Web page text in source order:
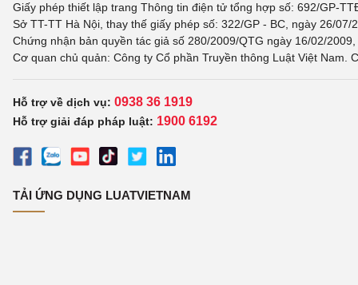
Giấy phép thiết lập trang Thông tin điện tử tổng hợp số: 692/GP-
Sở TT-TT Hà Nội, thay thế giấy phép số: 322/GP - BC, ngày 26/
Chứng nhận bản quyền tác giả số 280/2009/QTG ngày 16/02/
Cơ quan chủ quản: Công ty Cổ phần Truyền thông Luật Việt Nam.
Hỗ trợ về dịch vụ: 0938 36 1919
Hỗ trợ giải đáp pháp luật: 1900 6192
TẢI ỨNG DỤNG LUATVIETNAM